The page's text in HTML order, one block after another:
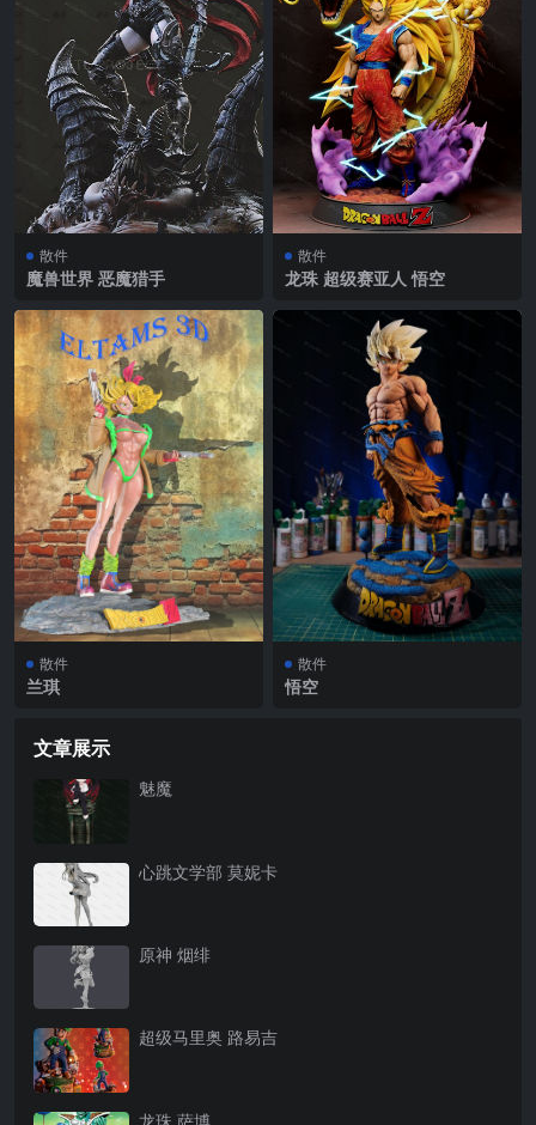
散件
魔兽世界 恶魔猎手
散件
龙珠 超级赛亚人 悟空
散件
兰琪
散件
悟空
文章展示
魅魔
心跳文学部 莫妮卡
原神 烟绯
超级马里奥 路易吉
龙珠 萨博